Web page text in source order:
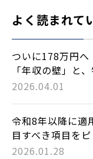
よく読まれて
ついに178万円へ
「年収の壁」と
2026.04.01
令和8年以降に適
目すべき項目をピ
2026.01.28